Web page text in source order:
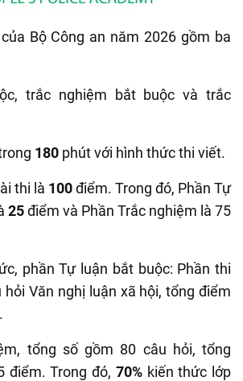
Bộ Công an năm 2026 gồm ba
trắc nghiệm bắt buộc và trắc
180 phút với hình thức thi viết.
thi là 100điểm. Trong đó, Phần Tự
25điểm và Phần Trắc nghiệm là 75
phần Tự luận bắt buộc: Phần thi
Văn nghị luận xã hội, tổng điểm
tổng số gồm 80 câu hỏi, tổng
điểm. Trong đó, 70%kiến thức lớp